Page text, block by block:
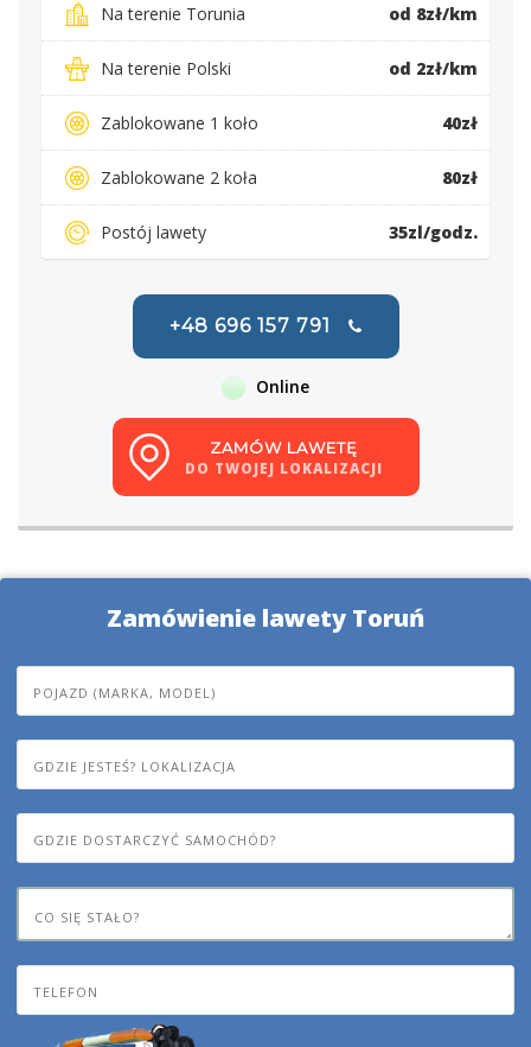
Na terenie Torunia od 8zł/km
Na terenie Polski od 2zł/km
Zablokowane 1 koło 40zł
Zablokowane 2 koła 80zł
Postój lawety 35zl/godz.
+48 696 157 791
Online
ZAMÓW LAWETĘ
DO TWOJEJ LOKALIZACJI
Zamówienie lawety Toruń